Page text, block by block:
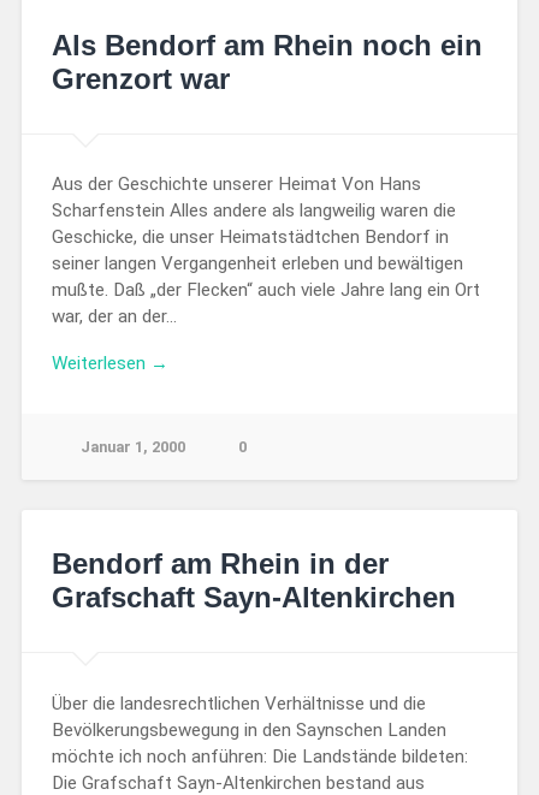
Als Bendorf am Rhein noch ein
Grenzort war
Aus der Geschichte unserer Heimat Von Hans
Scharfenstein Alles andere als langweilig waren die
Geschicke, die unser Heimatstädtchen Bendorf in
seiner langen Vergangenheit erleben und bewältigen
mußte. Daß „der Flecken“ auch viele Jahre lang ein Ort
war, der an der…
Weiterlesen →
Januar 1, 2000 0
Bendorf am Rhein in der
Grafschaft Sayn-Altenkirchen
Über die landesrechtlichen Verhältnisse und die
Bevölkerungsbewegung in den Saynschen Landen
möchte ich noch anführen: Die Landstände bildeten:
Die Grafschaft Sayn-Altenkirchen bestand aus